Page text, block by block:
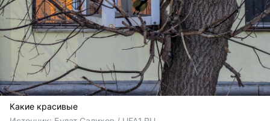
Какие красивые